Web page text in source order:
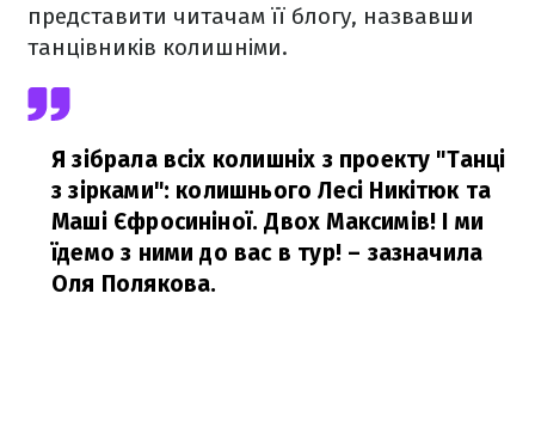
представити читачам її блогу, назвавши
танцівників колишніми.
Я зібрала всіх колишніх з проекту "Танці
з зірками": колишнього Лесі Никітюк та
Маші Єфросиніної. Двох Максимів! І ми
їдемо з ними до вас в тур!– зазначила
Оля Полякова.